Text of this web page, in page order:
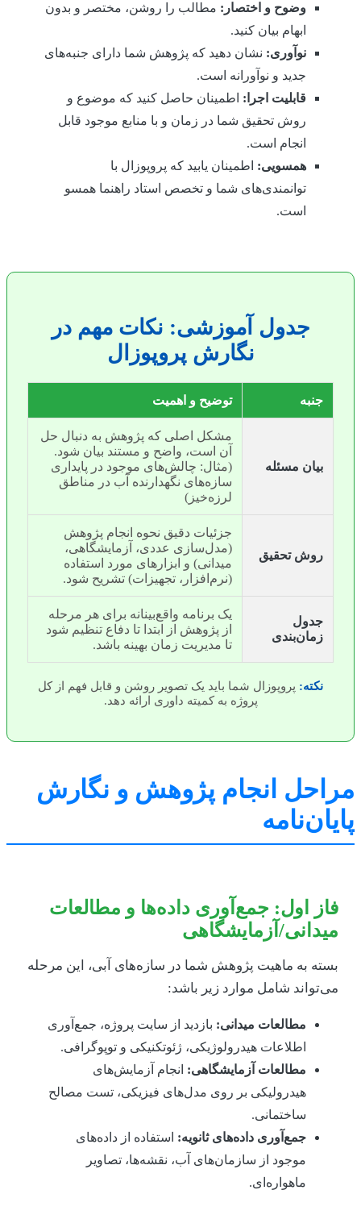
وضوح و اختصار:مطالب را روشن، مختصر و بدون
ابهام بیان کنید.
نوآوری: نشان دهید که پژوهش شما دارای جنبه‌های
جدید و نوآورانه است.
قابلیت اجرا: اطمینان حاصل کنید که موضوع و
روش تحقیق شما در زمان و با منابع موجود قابل
انجام است.
همسویی:اطمینان یابید که پروپوزال با
توانمندی‌های شما و تخصص استاد راهنما همسو
جدول آموزشی: نکات مهم در
نگارش پروپوزال
توضیح و اهمیت
بیان مسئله
مشکل اصلی که پژوهش به دنبال حل
آن است، واضح و مستند بیان شود.
(مثال: چالش‌های موجود در پایداری
سازه‌های نگهدارنده آب در مناطق
لرزه‌خیز)
روش تحقیق
جزئیات دقیق نحوه انجام پژوهش
(مدل‌سازی عددی، آزمایشگاهی،
میدانی) و ابزارهای مورد استفاده
(نرم‌افزار، تجهیزات) تشریح شود.
جدول
زمان‌بندی
یک برنامه واقع‌بینانه برای هر مرحله
از پژوهش از ابتدا تا دفاع تنظیم شود
تا مدیریت زمان بهینه باشد.
پروپوزال شما باید یک تصویر روشن و قابل فهم از کل
پروژه به کمیته داوری ارائه دهد.
انجام پژوهش و نگارش
اول: جمع‌آوری داده‌ها و مطالعات
آزمایشگاهی
به ماهیت پژوهش شما در سازه‌های آبی، این مرحله
شامل موارد زیر باشد:
مطالعات میدانی:بازدید از سایت پروژه، جمع‌آوری
اطلاعات هیدرولوژیکی، ژئوتکنیکی و توپوگرافی.
مطالعات آزمایشگاهی:انجام آزمایش‌های
هیدرولیکی بر روی مدل‌های فیزیکی، تست مصالح
ساختمانی.
جمع‌آوری داده‌های ثانویه:استفاده از داده‌های
موجود از سازمان‌های آب، نقشه‌ها، تصاویر
ماهواره‌ای.